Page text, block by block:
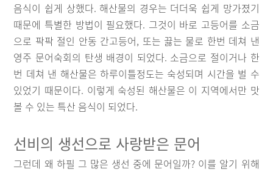
음식이 쉽게 상했다. 해산물의 경우는 더더욱 쉽게 망가졌기
때문에 특별한 방법이 필요했다. 그것이 바로 고등어를 소금
으로 팍팍 절인 안동 간고등어, 또는 끓는 물로 한번 데쳐 낸
영주 문어숙회의 탄생 배경이 되었다. 소금으로 절이거나 한
번 데쳐 낸 해산물은 하루이틀정도는 숙성되며 시간을 벌 수
있었기 때문이다. 이렇게 숙성된 해산물은 이 지역에서만 맛
볼 수 있는 특산 음식이 되었다.
선비의 생선으로 사랑받은 문어
그런데 왜 하필 그 많은 생선 중에 문어일까? 이를 알기 위해